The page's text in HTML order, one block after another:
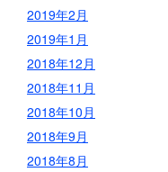
2019年2月
2019年1月
2018年12月
2018年11月
2018年10月
2018年9月
2018年8月